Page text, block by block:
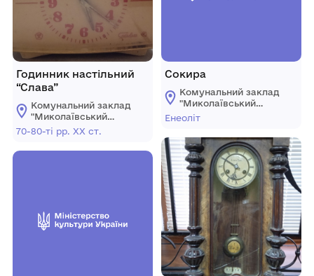
Годинник настільний
“Слава”
Комунальний заклад
"Миколаївський
обласний
краєзнавчий музей"
70-80-ті рр. ХХ ст.
Сокира
Комунальний заклад
"Миколаївський
обласний
Енеоліт